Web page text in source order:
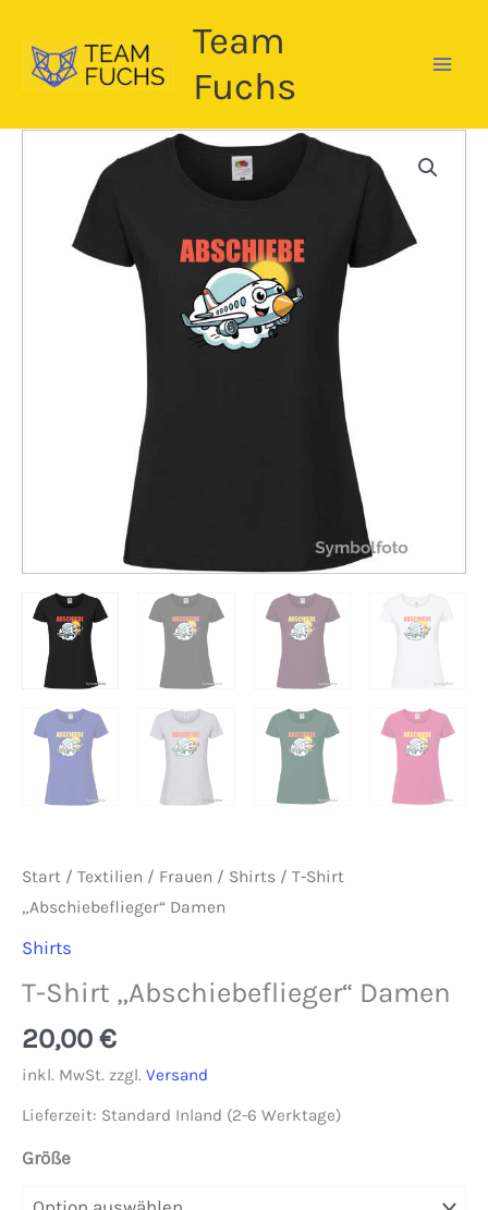
Inhalt
springen
Team
Fuchs
Start / Textilien / Frauen / Shirts / T-Shirt
„Abschiebeflieger“ Damen
Shirts
T-Shirt „Abschiebeflieger“ Damen
20,00 €
inkl. MwSt. zzgl. Versand
Lieferzeit: Standard Inland (2-6 Werktage)
Größe